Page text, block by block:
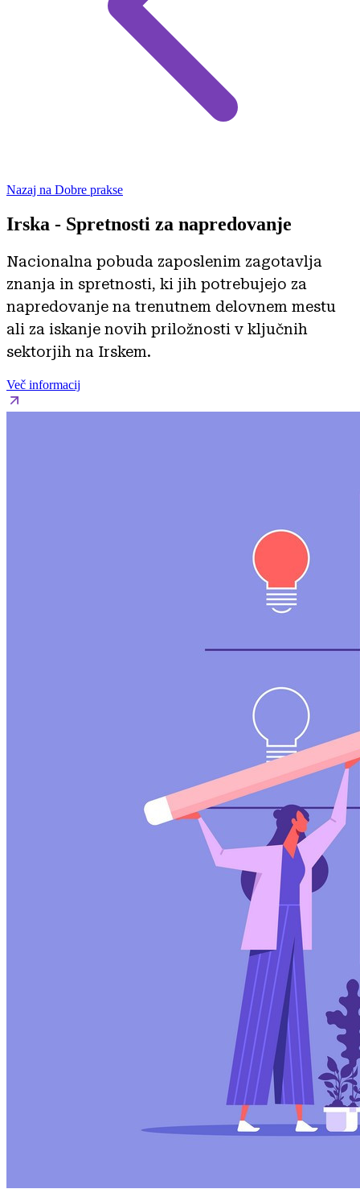
Nazaj na Dobre prakse
Irska - Spretnosti za napredovanje
Nacionalna pobuda zaposlenim zagotavlja
znanja in spretnosti, ki jih potrebujejo za
napredovanje na trenutnem delovnem mestu
ali za iskanje novih priložnosti v ključnih
sektorjih na Irskem.
Več informacij